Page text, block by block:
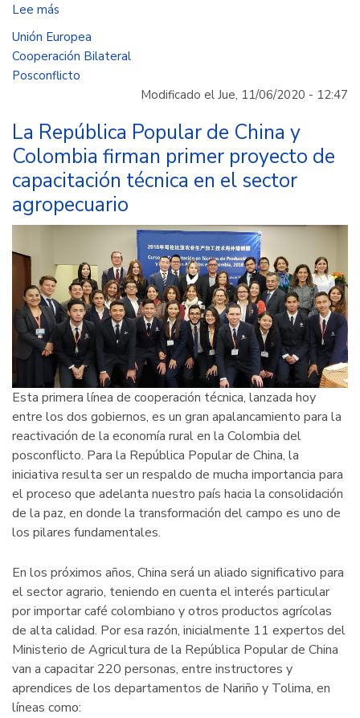
Lee más
Unión
Europea
millones
de
euros
adicionales
para
el
Colombia
Unión Europea
Cooperación Bilateral
Posconflicto
Modificado el Jue, 11/06/2020 - 12:47
La República Popular de China y
Colombia firman primer proyecto de
capacitación técnica en el sector
agropecuario
Esta primera línea de cooperación técnica, lanzada hoy
entre los dos gobiernos, es un gran apalancamiento para la
reactivación de la economía rural en la Colombia del
posconflicto. Para la República Popular de China, la
iniciativa resulta ser un respaldo de mucha importancia para
el proceso que adelanta nuestro país hacia la consolidación
de la paz, en donde la transformación del campo es uno de
los pilares fundamentales.
En los próximos años, China será un aliado significativo para
el sector agrario, teniendo en cuenta el interés particular
por importar café colombiano y otros productos agrícolas
de alta calidad. Por esa razón, inicialmente 11 expertos del
Ministerio de Agricultura de la República Popular de China
van a capacitar 220 personas, entre instructores y
aprendices de los departamentos de Nariño y Tolima, en
líneas como: